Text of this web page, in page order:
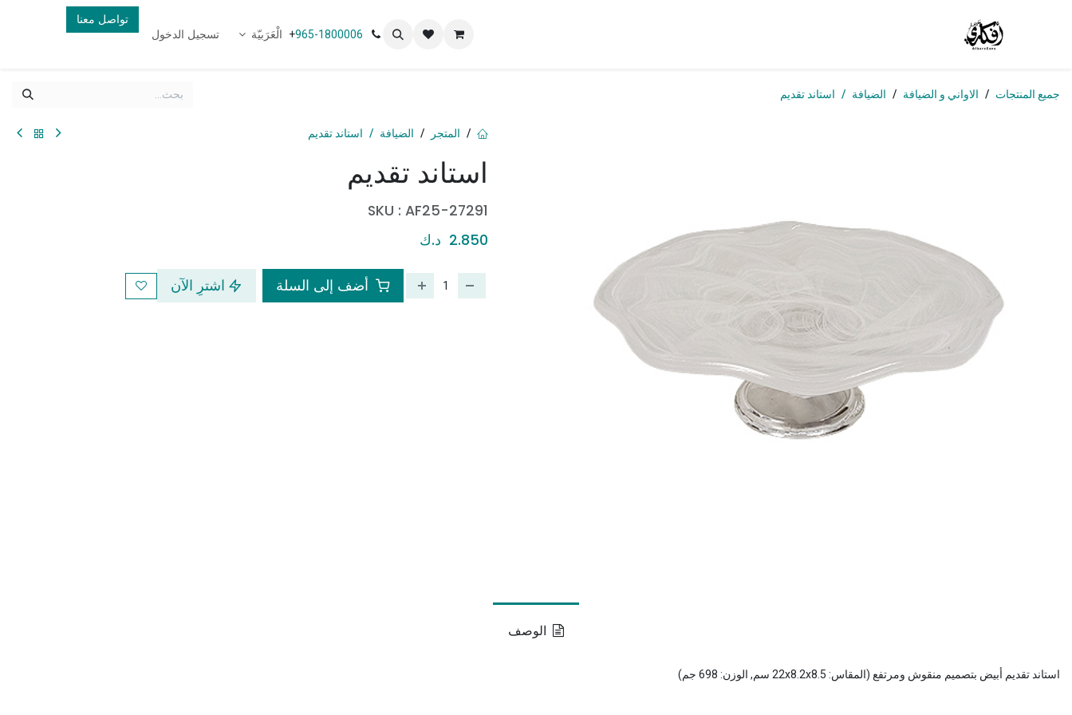
+965-1800006 الْعَرَبيّة تسجيل الدخول
تواصل معنا
جميع المنتجات الاواني و الضيافة الضيافة استاند تقديم
استاند تقديم
SKU : AF25-27291
2.850 د.ك
أضف إلى السلة اشترِ الآن
المتجر الضيافة استاند تقديم
الوصف
استاند تقديم أبيض بتصميم منقوش ومرتفع (المقاس: 22x8.2x8.5 سم, الوزن: 698 جم)